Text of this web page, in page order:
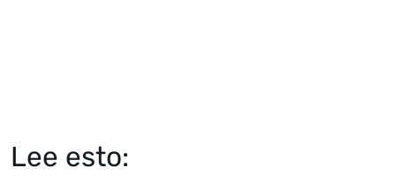
Lee esto: